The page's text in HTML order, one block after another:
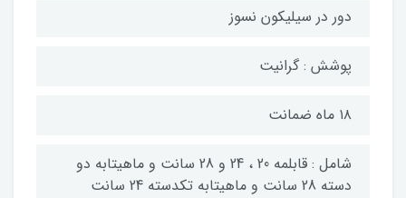
دور در سیلیکون نسوز
پوشش : گرانیت
۱۸ ماه ضمانت
شامل : قابلمه 20 ، 24 و 28 سانت و ماهیتابه دو
دسته 28 سانت و ماهیتابه تکدسته 24 سانت